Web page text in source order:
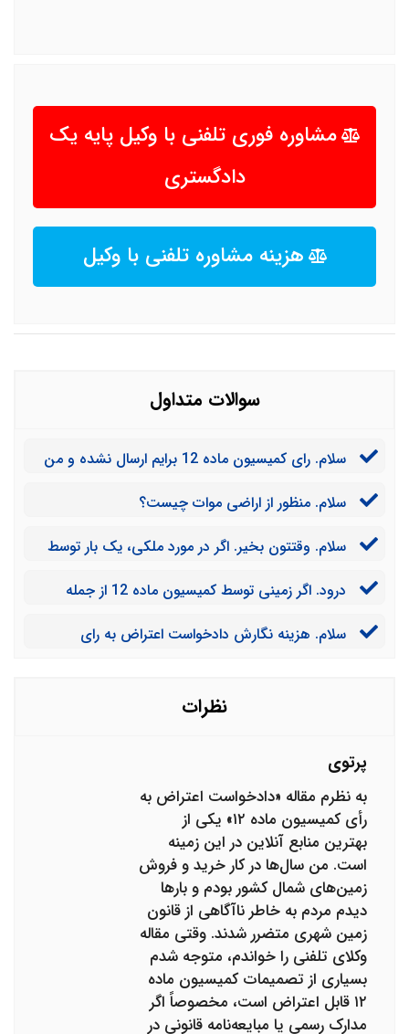
مشاوره فوری تلفنی با وکیل پایه یک
دادگستری
هزینه مشاوره تلفنی با وکیل
سوالات متداول
سلام. رای کمیسیون ماده 12 برایم ارسال نشده و من
قانونی است؟
سلام. منظور از اراضی موات چیست؟
سلام. وقتتون بخیر. اگر در مورد ملکی، یک بار توسط
می تواند آن را تغییر دهد؟
درود. اگر زمینی توسط کمیسیون ماده 12 از جمله
سلام. هزینه نگارش دادخواست اعتراض به رای
نظرات
پرتوی
به نظرم مقاله «دادخواست اعتراض به
رأی کمیسیون ماده ۱۲» یکی از
بهترین منابع آنلاین در این زمینه
است. من سال‌ها در کار خرید و فروش
زمین‌های شمال کشور بودم و بارها
دیدم مردم به خاطر ناآگاهی از قانون
زمین شهری متضرر شدند. وقتی مقاله
وکلای تلفنی را خواندم، متوجه شدم
بسیاری از تصمیمات کمیسیون ماده
۱۲ قابل اعتراض است، مخصوصاً اگر
مدارک رسمی یا مبایعه‌نامه قانونی در